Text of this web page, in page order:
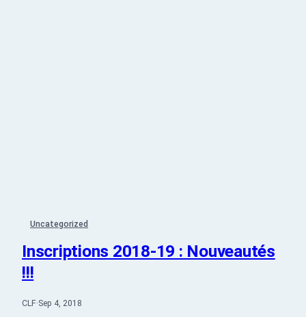
Uncategorized
Inscriptions 2018-19 : Nouveautés
!!!
CLF·Sep 4, 2018